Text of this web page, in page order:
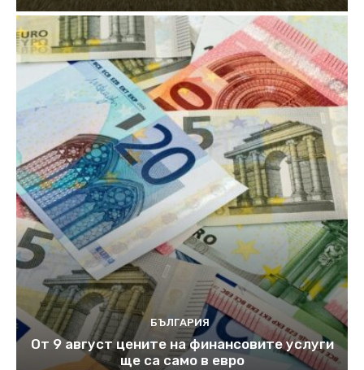
БЪЛГАРИЯ
От 9 август цените на финансовите услуги
ще са само в евро